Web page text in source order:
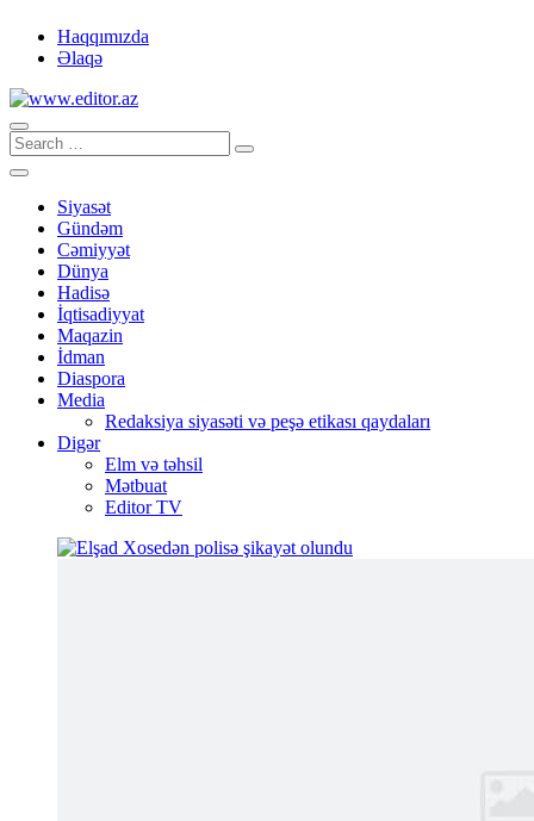
Haqqımızda
Əlaqə
Siyasət
Gündəm
Cəmiyyət
Dünya
Hadisə
İqtisadiyyat
Maqazin
İdman
Diaspora
Media
Redaksiya siyasəti və peşə etikası qaydaları
Digər
Elm və təhsil
Mətbuat
Editor TV